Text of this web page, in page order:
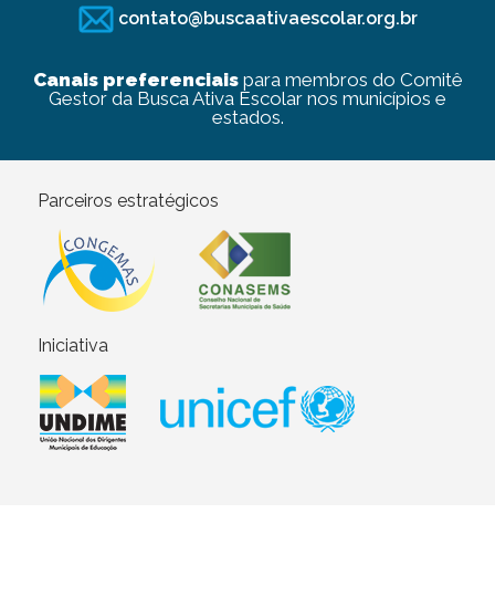
contato@buscaativaescolar.org.br
Canais preferenciaispara membros do Comitê
Gestor da Busca Ativa Escolar nos municípios e
estados.
Parceiros estratégicos
Iniciativa